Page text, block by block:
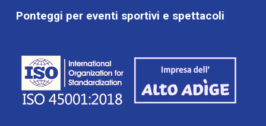
Ponteggi per eventi sportivi e spettacoli